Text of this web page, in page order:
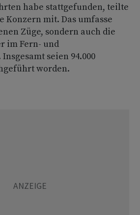
habe stattgefunden, teilte
Konzern mit. Das umfasse
Züge, sondern auch die
im Fern- und
seien 94.000
worden.